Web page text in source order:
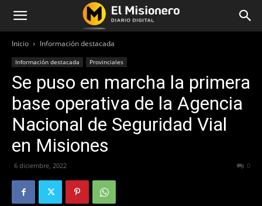
Inicio Información destacada
Información destacada Provinciales
Se puso en marcha la primera
base operativa de la Agencia
Nacional de Seguridad Vial
en Misiones
6 diciembre, 2022 0